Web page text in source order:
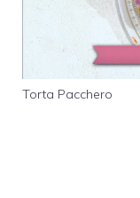
Torta Pacchero